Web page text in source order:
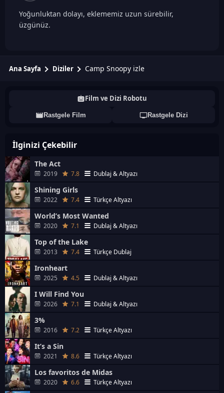
Yoğunluktan dolayı, eklememiz uzun sürebilir,
üzgünüz.
Ana Sayfa Diziler Camp Snoopy izle
Film ve Dizi Robotu
Rastgele Film Rastgele Dizi
İlginizi Çekebilir
The Act
2019 7.8 Dublaj & Altyazı
Shining Girls
2022 7.4 Türkçe Altyazı
World’s Most Wanted
2020 7.1 Dublaj & Altyazı
Top of the Lake
2013 7.4 Türkçe Dublaj
Ironheart
2025 4.5 Dublaj & Altyazı
I Will Find You
2026 7.1 Dublaj & Altyazı
3%
2016 7.2 Türkçe Altyazı
It’s a Sin
2021 8.6 Türkçe Altyazı
Los favoritos de Midas
2020 6.6 Türkçe Altyazı